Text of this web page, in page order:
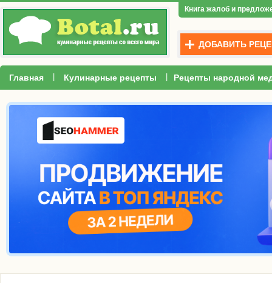
Книга жалоб и
ДОБАВИТЬ
Главная Кулинарные рецепты Рецепты народной